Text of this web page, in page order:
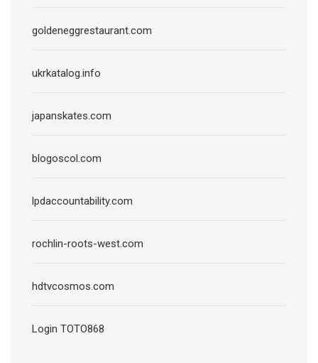
goldeneggrestaurant.com
ukrkatalog.info
japanskates.com
blogoscol.com
lpdaccountability.com
rochlin-roots-west.com
hdtvcosmos.com
Login TOTO868